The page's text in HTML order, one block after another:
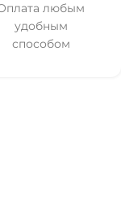
любым
удобным
способом